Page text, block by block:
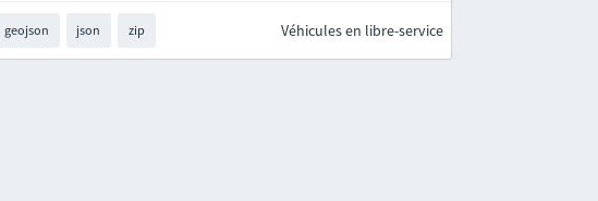
geojson json zip Véhicules en libre-service